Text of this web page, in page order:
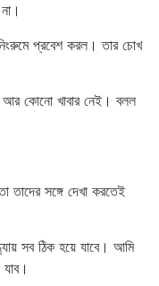
প্রবেশ করল। তার চোখ
আর কোনো খাবার নেই। বলল
সঙ্গে দেখা করতেই
সব ঠিক হয়ে যাবে। আমি